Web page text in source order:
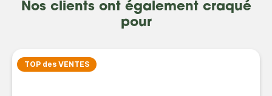
Nos clients ont également craqué
pour
TOP des VENTES